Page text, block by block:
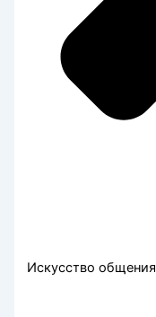
Искусство общения